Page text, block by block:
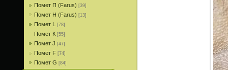
Помет П (Farus) [39]
Помет Н (Farus) [13]
Помет L [78]
Помет К [55]
Помет J [47]
Помет F [74]
Помет G [84]